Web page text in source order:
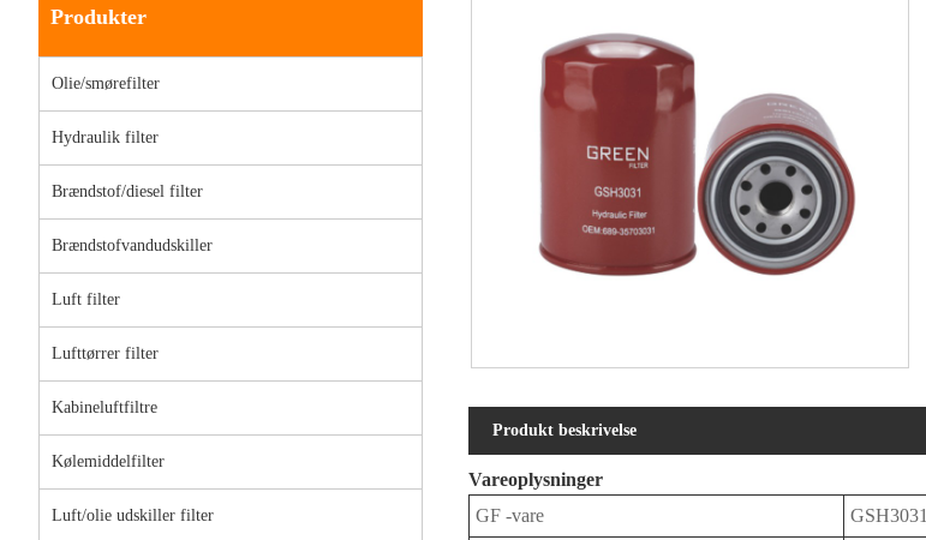
Produkter
Olie/smørefilter
Hydraulik filter
Brændstof/diesel filter
Brændstofvandudskiller
Luft filter
Lufttørrer filter
Kabineluftfiltre
Kølemiddelfilter
Luft/olie udskiller filter
Produkt beskrivelse
Vareoplysninger
GF -vare
GSH3031